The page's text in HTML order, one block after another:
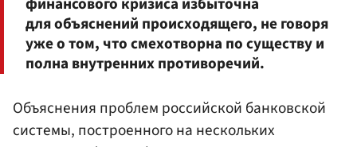
для объяснений происходящего, не говоря
уже о том, что смехотворна по существу и
полна внутренних противоречий.
Объяснения проблем российской банковской
системы, построенного на нескольких